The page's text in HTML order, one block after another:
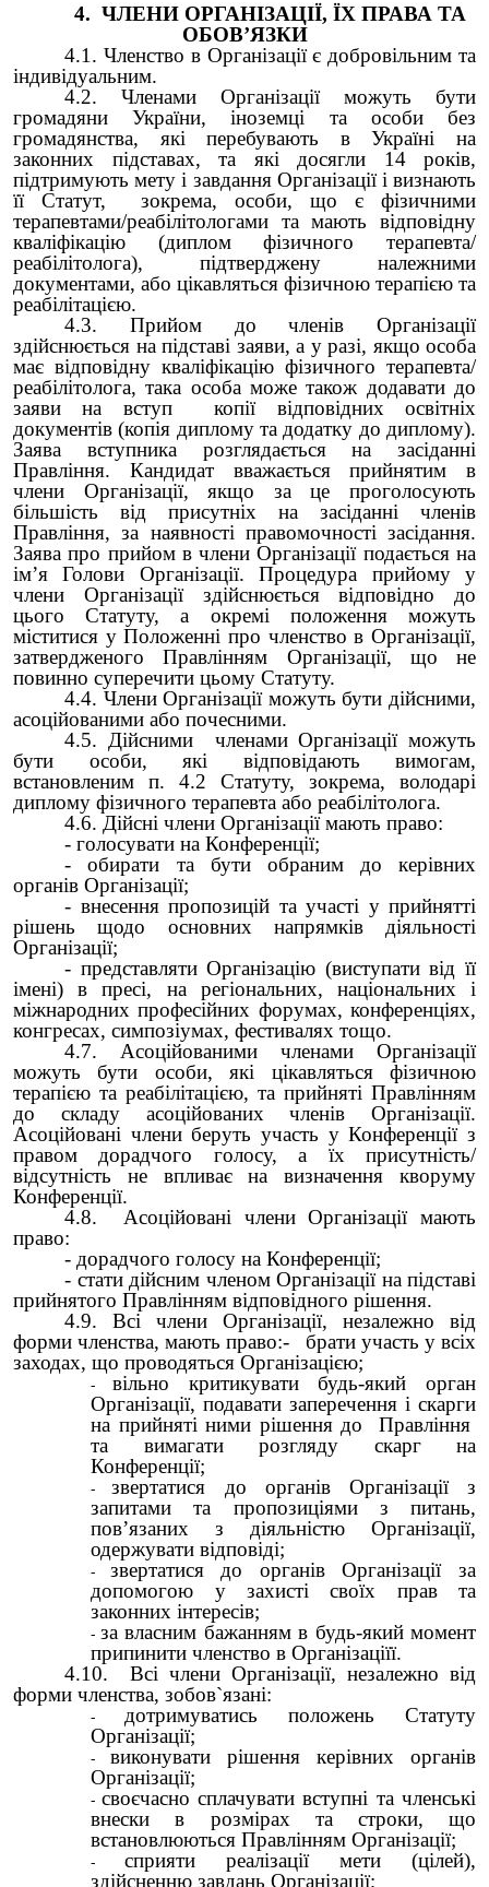
4. ЧЛЕНИ ОРГАНІЗАЦІЇ, ЇX ПРАВА ТА
ОБОВ’ЯЗКИ
4.1. Членство в Організації є добровільним та
індивідуальним.
4.2. Членами Організації можуть бути
громадяни України, іноземці та особи без
громадянства, які перебувають в Україні на
законних підставах, та які досягли 14 років,
підтримують мету і завдання Організації і визнають
її Статут, зокрема, особи, що є фізичними
терапевтами/реабілітологами та мають відповідну
кваліфікацію (диплом фізичного терапевта/
реабілітолога), підтверджену належними
документами, або цікавляться фізичною терапією та
реабілітацією.
4.3. Прийом до членів Організації
здійснюється на підставі заяви, а у разі, якщо особа
має відповідну кваліфікацію фізичного терапевта/
реабілітолога, така особа може також додавати до
заяви на вступ копії відповідних освітніх
документів (копія диплому та додатку до диплому).
Заява вступника розглядається на засіданні
Правління. Кандидат вважається прийнятим в
члени Організації, якщо за це проголосують
більшість від присутніх на засіданні членів
Правління, за наявності правомочності засідання.
Заява про прийом в члени Організації подається на
ім’я Голови Організації. Процедура прийому у
члени Організації здійснюється відповідно до
цього Статуту, а окремі положення можуть
міститися у Положенні про членство в Організації,
затвердженого Правлінням Організації, що не
повинно суперечити цьому Статуту.
4.4. Члени Організації можуть бути дійсними,
асоційованими або почесними.
4.5. Дійсними членами Організації можуть
бути особи, які відповідають вимогам,
встановленим п. 4.2 Статуту, зокрема, володарі
диплому фізичного терапевта або реабілітолога.
4.6. Дійсні члени Організації мають право:
- голосувати на Конференції;
- обирати та бути обраним до керівних
органів Організації;
- внесення пропозицій та участі у прийнятті
рішень щодо основних напрямків діяльності
Організації;
- представляти Організацію (виступати від її
імені) в пресі, на регіональних, національних і
міжнародних професійних форумах, конференціях,
конгресах, симпозіумах, фестивалях тощо.
4.7. Асоційованими членами Організації
можуть бути особи, які цікавляться фізичною
терапією та реабілітацією, та прийняті Правлінням
до складу асоційованих членів Організації.
Асоційовані члени беруть участь у Конференції з
правом дорадчого голосу, а їх присутність/
відсутність не впливає на визначення кворуму
Конференції.
4.8. Асоційовані члени Організації мають
право:
- дорадчого голосу на Конференції;
- стати дійсним членом Організації на підставі
прийнятого Правлінням відповідного рішення.
4.9. Всі члени Організації, незалежно від
форми членства, мають право:- брати участь у всіх
заходах, що проводяться Організацією;
вільно критикувати будь-який орган
Організації, подавати заперечення і скарги
на прийняті ними рішення до Правління
та вимагати розгляду скарг на
Конференції;
звертатися до органів Організації з
запитами та пропозиціями з питань,
пов’язаних з діяльністю Організації,
одержувати відповіді;
звертатися до органів Організації за
допомогою у захисті своїх прав та
законних інтересів;
за власним бажанням в будь-який момент
припинити членство в Організаціїї.
4.10. Всі члени Організації, незалежно від
форми членства, зобов`язані:
дотримуватись положень Статуту
Організації;
виконувати рішення керівних органів
Організації;
своєчасно сплачувати вступні та членські
внески в розмірах та строки, що
встановлюються Правлінням Організації;
сприяти реалізації мети (цілей),
здійсненню завдань Організації;